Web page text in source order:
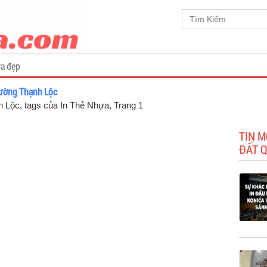
đẹp
Thạnh Lộc
Lộc, tags của In Thẻ Nhựa, Trang 1
TIN
ĐẤT